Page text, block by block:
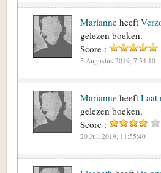
Marianne heeft
gelezen boeken.
Score :
5 Augustus 2019, 7:54:10
Marianne heeft Laat
gelezen boeken.
Score :
20 Juli 2019, 11:55:40